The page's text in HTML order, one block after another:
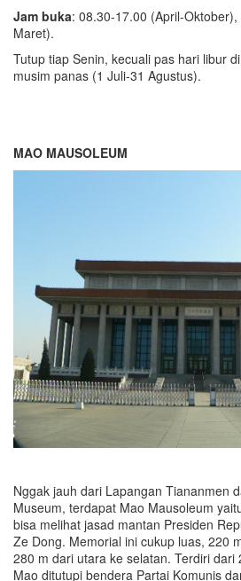
Jam buka: 08.30-17.00 (April-
Maret).
Tutup tiap Senin, kecuali pas hari libur
musim panas (1 Juli-31 Agustus).
MAO MAUSOLEUM
Nggak jauh dari Lapangan Tiananmen
Museum, terdapat Mao Mausoleum
bisa melihat jasad mantan Presiden
Ze Dong. Memorial ini cukup luas, 220
280 m dari utara ke selatan. Terdiri dari
Mao ditutupi bendera Partai Komunis